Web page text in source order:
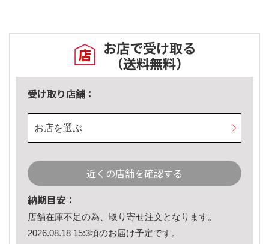
お店で受け取る
（送料無料）
受け取り店舗：
お店を選ぶ
近くの店舗を確認する
納期目安：
店舗在庫不足の為、取り寄せ注文となります。
2026.08.18 15:3頃のお届け予定です。